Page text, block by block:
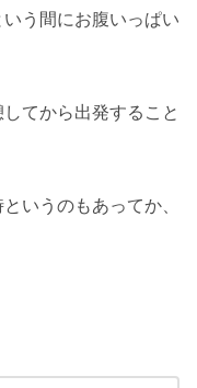
う間にお腹いっぱい
てから出発すること
いうのもあってか、